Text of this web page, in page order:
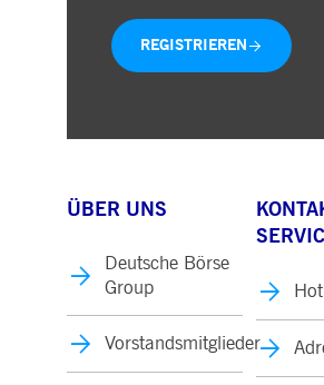
REGISTRIEREN
ÜBER UNS
Deutsche Börse
Group
Vorstandsmitglieder